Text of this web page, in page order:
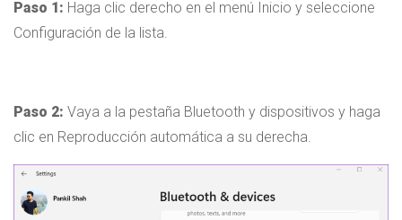
Paso 1: Haga clic derecho en el menú Inicio y seleccione
Configuración de la lista.
Paso 2: Vaya a la pestaña Bluetooth y dispositivos y haga
clic en Reproducción automática a su derecha.